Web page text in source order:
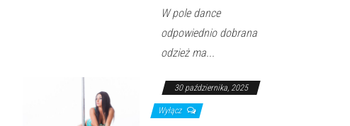
W pole dance
odpowiednio dobrana
odzież ma...
30 października, 2025
Wyłącz